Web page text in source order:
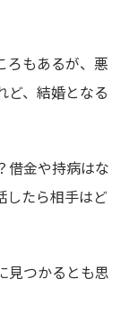
ろもあるが、悪
ど、結婚となる
借金や持病はな
したら相手はど
見つかるとも思